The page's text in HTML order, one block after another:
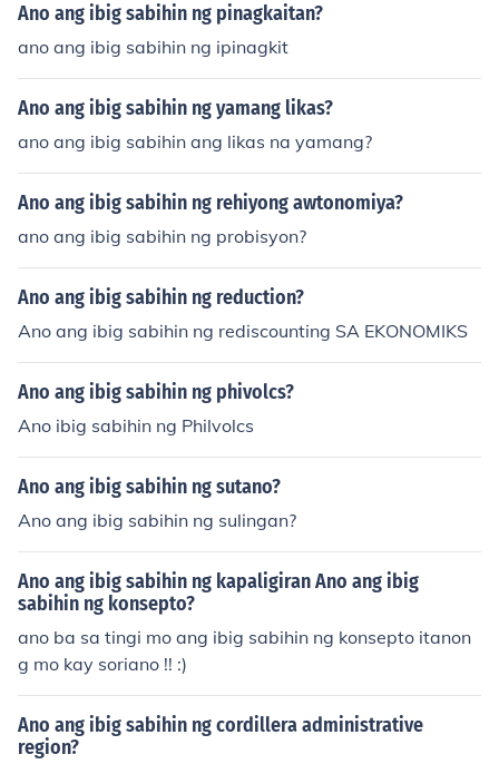
Ano ang ibig sabihin ng pinagkaitan?
ano ang ibig sabihin ng ipinagkit
Ano ang ibig sabihin ng yamang likas?
ano ang ibig sabihin ang likas na yamang?
Ano ang ibig sabihin ng rehiyong awtonomiya?
ano ang ibig sabihin ng probisyon?
Ano ang ibig sabihin ng reduction?
Ano ang ibig sabihin ng rediscounting SA EKONOMIKS
Ano ang ibig sabihin ng phivolcs?
Ano ibig sabihin ng Philvolcs
Ano ang ibig sabihin ng sutano?
Ano ang ibig sabihin ng sulingan?
Ano ang ibig sabihin ng kapaligiran Ano ang ibig
sabihin ng konsepto?
ano ba sa tingi mo ang ibig sabihin ng konsepto itanon
g mo kay soriano !! :)
Ano ang ibig sabihin ng cordillera administrative
region?